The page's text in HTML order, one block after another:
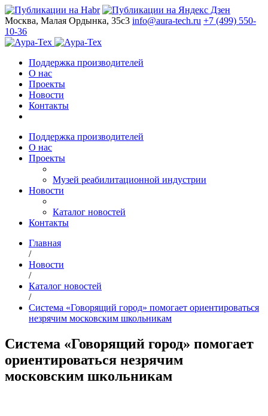
Москва, Малая Ордынка, 35с3 info@aura-tech.ru +7 (499) 550-
10-36
Поддержка производителей
О нас
Проекты
Новости
Контакты
Поддержка производителей
О нас
Проекты
Музей реабилитационной индустрии
Новости
Каталог новостей
Контакты
Главная
/
Новости
/
Каталог новостей
/
Система «Говорящий город» помогает ориентироваться
незрячим московским школьникам
Система «Говорящий город» помогает
ориентироваться незрячим
московским школьникам